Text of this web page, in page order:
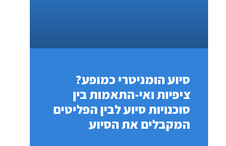
סיוע הומניטרי כמופע?
ציפיות ואי-התאמות בין
סוכנויות סיוע לבין הפליטים
המקבלים את הסיוע